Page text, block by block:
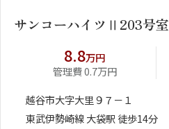
サンコーハイツⅡ203号室
8.8万円
管理費 0.7万円
越谷市大字大里９７－１
東武伊勢崎線 大袋駅 徒歩14分